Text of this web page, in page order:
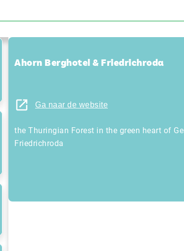
Ahorn Berghotel & Friedrichroda
Ga naar de website
the Thuringian Forest in the green heart of
Friedrichroda